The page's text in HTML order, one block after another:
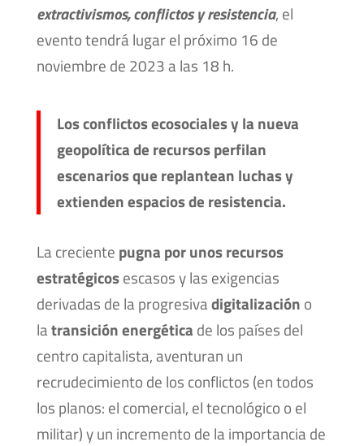
extractivismos, conflictos y resistencia, el
evento tendrá lugar el próximo 16 de
noviembre de 2023 a las 18 h.
Los conflictos ecosociales y la nueva
geopolítica de recursos perfilan
escenarios que replantean luchas y
extienden espacios de resistencia.
La creciente pugna por unos recursos
estratégicosescasos y las exigencias
derivadas de la progresivadigitalización o
latransición energética de los países del
centro capitalista, aventuran un
recrudecimiento de los conflictos (en todos
los planos: el comercial, el tecnológico o el
militar) y un incremento de la importancia de